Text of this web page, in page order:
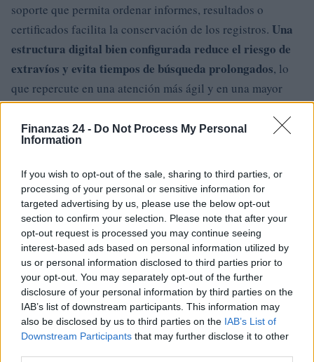
Finanzas 24 - Do Not Process My Personal
Information
If you wish to opt-out of the sale, sharing to third parties, or
processing of your personal or sensitive information for
targeted advertising by us, please use the below opt-out
section to confirm your selection. Please note that after your
opt-out request is processed you may continue seeing
interest-based ads based on personal information utilized by
us or personal information disclosed to third parties prior to
your opt-out. You may separately opt-out of the further
disclosure of your personal information by third parties on the
IAB’s list of downstream participants. This information may
also be disclosed by us to third parties on the IAB’s List of
Downstream Participants that may further disclose it to other
soporte que permita ordenar informes, resultados o
certificados facilita la conservación de los registros. Una
estructura digital bien configurada reduce el riesgo de
extravíos y evita tiempos de búsqueda prolongados, lo
que repercute en una atención más ágil y en una mayor
sensación de seguridad. La integración de estas
herramientas refleja la importancia de mantener un
equilibrio entre el trabajo asistencial y la gestión interna,
especialmente en consultas que buscan mejorar su
rendimiento sin perder cercanía.
Un apoyo constante para la toma de
decisiones
La información adquiere valor cuando está bien
organizada. Un sistema que reúne datos de ventas,
horarios, gastos o movimientos internos ofrece una
perspectiva útil para planificar estrategias a corto y largo